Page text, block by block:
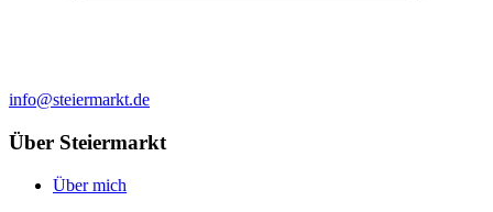
info@steiermarkt.de
Über Steiermarkt
Über mich